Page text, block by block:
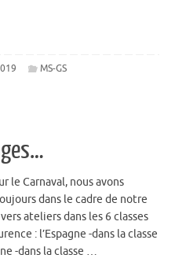
MS-GS
le Carnaval, nous avons
dans le cadre de notre
ateliers dans les 6 classes
: l’Espagne -dans la classe
-dans la classe …